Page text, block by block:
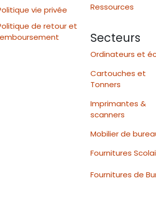
vie privée
de retour et
Ressources
Secteurs
Ordinateurs et
Cartouches et
Tonners
Imprimantes &
scanners
Mobilier de
Fournitures
Fournitures de